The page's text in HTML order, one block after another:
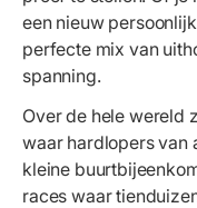
een nieuw
perfecte mix van
spanning.
Over de hele wereld
waar hardlopers van
kleine
races waar